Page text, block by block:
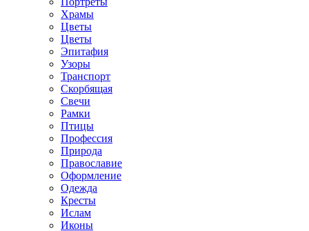
Храмы
Цветы
Цветы
Эпитафия
Узоры
Транспорт
Скорбящая
Свечи
Рамки
Птицы
Профессия
Природа
Православие
Оформление
Одежда
Кресты
Ислам
Иконы